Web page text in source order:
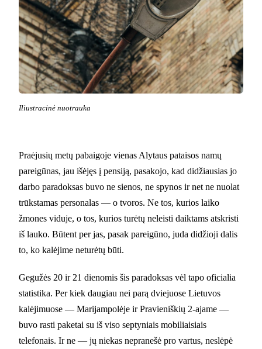
Iliustracinė nuotrauka
Praėjusių metų pabaigoje vienas Alytaus pataisos namų
pareigūnas, jau išėjęs į pensiją, pasakojo, kad didžiausias jo
darbo paradoksas buvo ne sienos, ne spynos ir net ne nuolat
trūkstamas personalas — o tvoros. Ne tos, kurios laiko
žmones viduje, o tos, kurios turėtų neleisti daiktams atskristi
iš lauko. Būtent per jas, pasak pareigūno, juda didžioji dalis
to, ko kalėjime neturėtų būti.
Gegužės 20 ir 21 dienomis šis paradoksas vėl tapo oficialia
statistika. Per kiek daugiau nei parą dviejuose Lietuvos
kalėjimuose — Marijampolėje ir Pravieniškių 2-ajame —
buvo rasti paketai su iš viso septyniais mobiliaisiais
telefonais. Ir ne — jų niekas nepranešė pro vartus, neslėpė